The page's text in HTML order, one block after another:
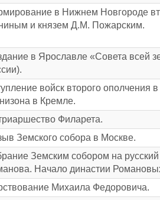
в Нижнем Новгороде
и князем Д.М. Пожарским.
в Ярославле «Совета всей
войск второго ополчения
в Кремле.
Филарета.
Земского собора в Москве.
Земским собором на
Начало династии
Михаила Федоровича.